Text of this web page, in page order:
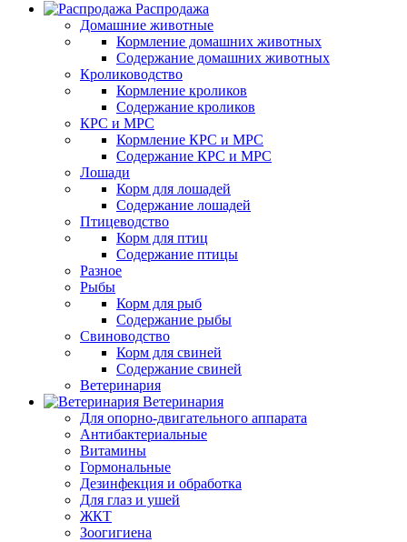
Распродажа
Домашние животные
Кормление домашних животных
Содержание домашних животных
Кролиководство
Кормление кроликов
Содержание кроликов
КРС и МРС
Кормление КРС и МРС
Содержание КРС и МРС
Лошади
Корм для лошадей
Содержание лошадей
Птицеводство
Корм для птиц
Содержание птицы
Разное
Рыбы
Корм для рыб
Содержание рыбы
Свиноводство
Корм для свиней
Содержание свиней
Ветеринария
Ветеринария
Для опорно-двигательного аппарата
Антибактериальные
Витамины
Гормональные
Дезинфекция и обработка
Для глаз и ушей
ЖКТ
Зоогигиена